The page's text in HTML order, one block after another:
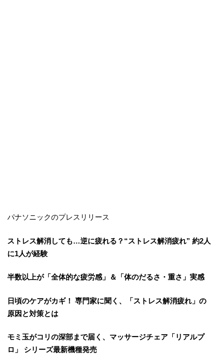
パナソニックのプレスリリース
ストレス解消しても…逆に疲れる？“ストレス解消疲れ” 約2人
に1人が経験
半数以上が「全体的な疲労感」＆「体のだるさ・重さ」実感
日頃のケアがカギ！ 専門家に聞く、「ストレス解消疲れ」の
原因と対策とは
モミ玉がコリの深部まで届く、マッサージチェア「リアルプ
ロ」 シリーズ最新機種発売